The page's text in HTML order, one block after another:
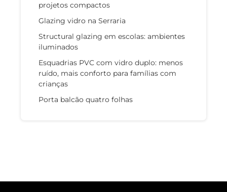
projetos compactos
Glazing vidro na Serraria
Structural glazing em escolas: ambientes
iluminados
Esquadrias PVC com vidro duplo: menos
ruído, mais conforto para famílias com
crianças
Porta balcão quatro folhas